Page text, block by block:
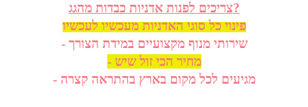
צריכים לפנות אדניות כבדות מהגג?
פינוי כל סוגי האדניות מעכשיו לעכשיו
- שירותי מנוף מקצועיים במידת הצורך
- מחיר הכי זול שיש
- מגיעים לכל מקום בארץ בהתראה קצרה